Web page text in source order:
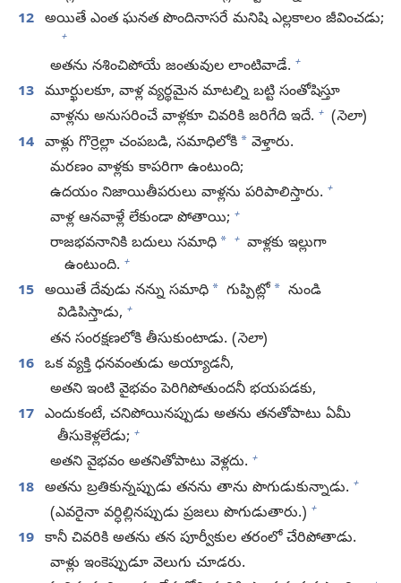
12 అయితే ఎంత ఘనత పొందినాసరే మనిషి ఎల్లకాలం జీవించడు;
+
అతను నశించిపోయే జంతువుల లాంటివాడే. +
13 మూర్ఖులకూ, వాళ్ల వ్యర్థమైన మాటల్ని బట్టి సంతోషిస్తూ
వాళ్లను అనుసరించే వాళ్లకూ చివరికి జరిగేది ఇదే. + (సెలా)
14 వాళ్లు గొర్రెల్లా చంపబడి, సమాధిలోకి * వెళ్తారు.
మరణం వాళ్లకు కాపరిగా ఉంటుంది;
ఉదయం నిజాయితీపరులు వాళ్లను పరిపాలిస్తారు. +
వాళ్ల ఆనవాళ్లే లేకుండా పోతాయి; +
రాజభవనానికి బదులు సమాధి * + వాళ్లకు ఇల్లుగా
ఉంటుంది. +
15 అయితే దేవుడు నన్ను సమాధి * గుప్పిట్లో * నుండి
విడిపిస్తాడు, +
తన సంరక్షణలోకి తీసుకుంటాడు. (సెలా)
16 ఒక వ్యక్తి ధనవంతుడు అయ్యాడనీ,
అతని ఇంటి వైభవం పెరిగిపోతుందనీ భయపడకు,
17 ఎందుకంటే, చనిపోయినప్పుడు అతను తనతోపాటు ఏమీ
తీసుకెళ్లలేడు; +
అతని వైభవం అతనితోపాటు వెళ్లదు. +
18 అతను బ్రతికున్నప్పుడు తనను తాను పొగుడుకున్నాడు. +
(ఎవరైనా వర్ధిల్లినప్పుడు ప్రజలు పొగుడుతారు.) +
19 కానీ చివరికి అతను తన పూర్వీకుల తరంలో చేరిపోతాడు.
వాళ్లు ఇంకెప్పుడూ వెలుగు చూడరు.